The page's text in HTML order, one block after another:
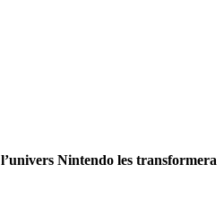
Nintendo les transformera